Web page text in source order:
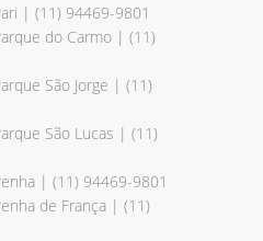
| (11) 94469-9801
do Carmo | (11)
São Jorge | (11)
São Lucas | (11)
| (11) 94469-9801
de França | (11)